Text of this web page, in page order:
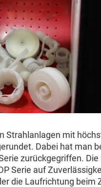
Strahlanlagen mit
Dabei hat man
zurückgegriffen.
Serie auf
die Laufrichtung beim